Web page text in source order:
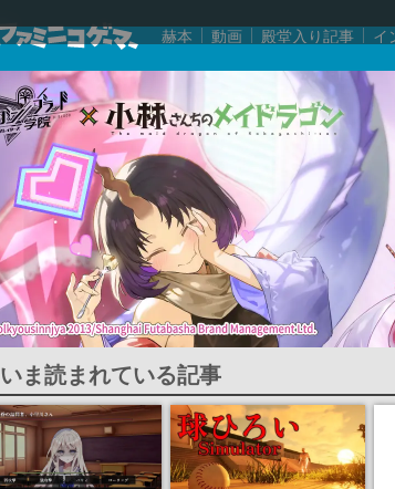
赫本 動画 殿堂入り記事 イ
いま読まれている記事